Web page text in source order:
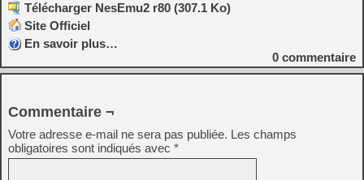
Télécharger NesEmu2 r80 (307.1 Ko)
Site Officiel
En savoir plus…
0 commentaire
Commentaire ¬
Votre adresse e-mail ne sera pas publiée. Les champs
obligatoires sont indiqués avec *